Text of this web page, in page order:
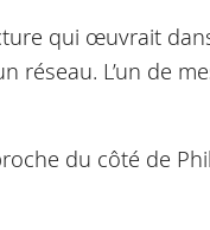
qui œuvrait
réseau. L’un de
du côté de